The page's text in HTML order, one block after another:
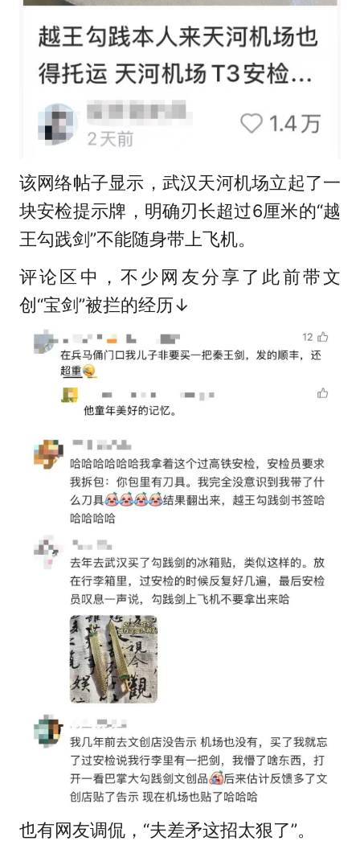
该网络帖子显示，武汉天河机场立起了一
块安检提示牌，明确刃长超过6厘米的“越
王勾践剑”不能随身带上飞机。
评论区中，不少网友分享了此前带文
创“宝剑”被拦的经历↓
也有网友调侃，“夫差矛这招太狠了”。